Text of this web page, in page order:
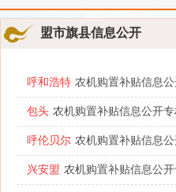
盟市旗县信息公开
呼和浩特 农机购置补贴信息
包头 农机购置补贴信息公开
呼伦贝尔 农机购置补贴信息
兴安盟 农机购置补贴信息公